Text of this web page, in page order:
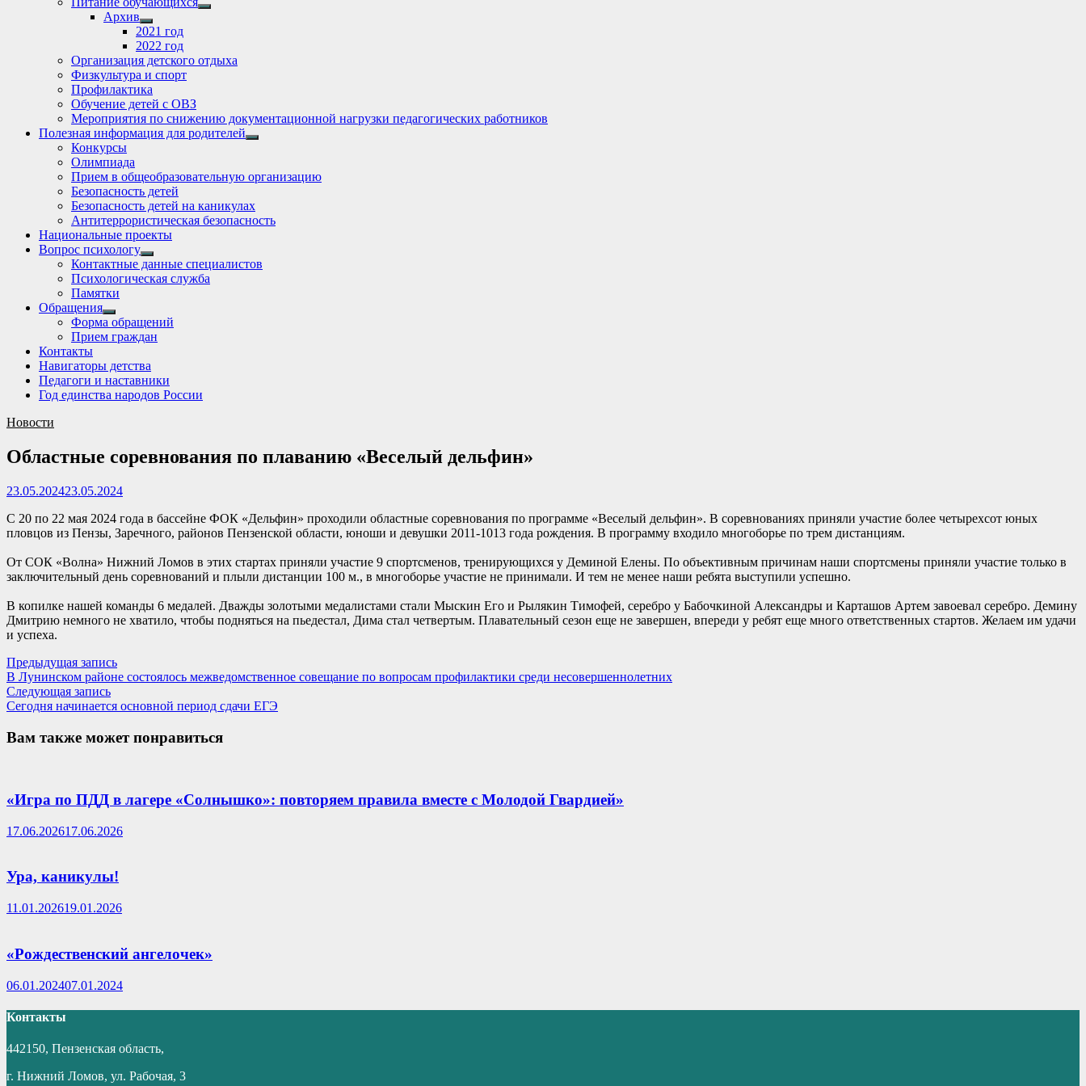
Show
Архив
Show
sub
menu
2021 год
2022 год
Организация детского отдыха
Физкультура и спорт
Профилактика
Обучение детей с ОВЗ
Мероприятия по снижению документационной нагрузки педагогических работников
Полезная информация для родителей
Show
Конкурсы
Олимпиада
Прием в общеобразовательную организацию
Безопасность детей
Безопасность детей на каникулах
Антитеррористическая безопасность
Национальные проекты
Вопрос психологу
Show
sub
menu
Контактные данные специалистов
Психологическая служба
Памятки
Обращения
Show
sub
menu
Форма обращений
Прием граждан
Контакты
Навигаторы детства
Педагоги и наставники
Год единства народов России
Новости
Областные соревнования по плаванию «Веселый дельфин»
23.05.202423.05.2024
С 20 по 22 мая 2024 года в бассейне ФОК «Дельфин» проходили областные соревнования по программе «Веселый дельфин». В соревнованиях приняли участие более четырехсот юных
пловцов из Пензы, Заречного, районов Пензенской области, юноши и девушки 2011-1013 года рождения. В программу входило многоборье по трем дистанциям.
От СОК «Волна» Нижний Ломов в этих стартах приняли участие 9 спортсменов, тренирующихся у Деминой Елены. По объективным причинам наши спортсмены приняли участие только в
заключительный день соревнований и плыли дистанции 100 м., в многоборье участие не принимали. И тем не менее наши ребята выступили успешно.
В копилке нашей команды 6 медалей. Дважды золотыми медалистами стали Мыскин Его и Рылякин Тимофей, серебро у Бабочкиной Александры и Карташов Артем завоевал серебро. Демину
Дмитрию немного не хватило, чтобы подняться на пьедестал, Дима стал четвертым. Плавательный сезон еще не завершен, впереди у ребят еще много ответственных стартов. Желаем им удачи
и успеха.
Навигация
по
записям
Предыдущая записьПредыдущая
запись:
В Лунинском районе состоялось межведомственное совещание по вопросам профилактики среди несовершеннолетних
Следующая записьСледующая
запись:
Сегодня начинается основной период сдачи ЕГЭ
Вам также может понравиться
«Игра по ПДД в лагере «Солнышко»: повторяем правила вместе с Молодой Гвардией»
17.06.202617.06.2026
Ура, каникулы!
11.01.202619.01.2026
«Рождественский ангелочек»
06.01.202407.01.2024
Контакты
442150, Пензенская область,
г. Нижний Ломов, ул. Рабочая, 3